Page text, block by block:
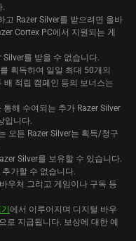
.
Razer Silver를 받으려면 올바
Cortex PC에서 지원되는 게
Silver를 받을 수 없습니다.
획득하여 일일 최대 50개의
배 적립 캠페인 등의 보너스는
해 수여되는 추가 Razer Silver
입니다.
모든 Razer Silver는 획득/청구
Silver를 보유할 수 있습니다.
가할 수 없습니다.
우처 그리고 게임이나 구독 등
에서 이루어지며 디지털 바우
로 지급됩니다. 보상에 대한 예